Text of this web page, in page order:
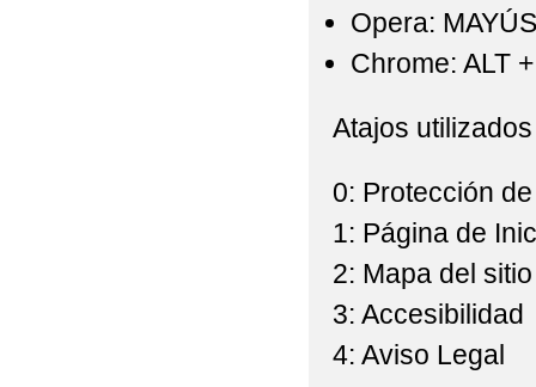
Opera:
Chrome: ALT
Atajos
0: Protección
1: Página de
2: Mapa del sitio
3: Accesibilidad
4: Aviso Legal